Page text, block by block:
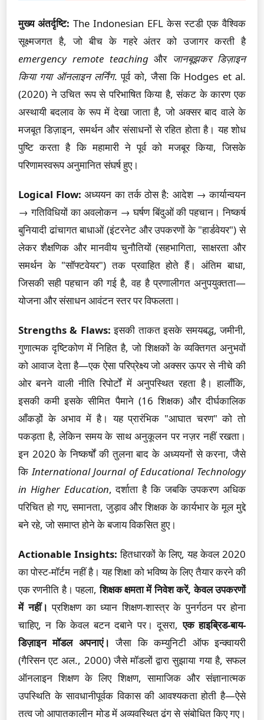
मुख्य अंतर्दृष्टि: The Indonesian EFL केस स्टडी एक वैश्विक
सूक्ष्मजगत है, जो बीच के गहरे अंतर को उजागर करती है
emergency remote teachingऔर जानबूझकर डिज़ाइन
किया गया ऑनलाइन लर्निंग. पूर्व को, जैसा कि Hodges et al.
(2020) ने उचित रूप से परिभाषित किया है, संकट के कारण एक
अस्थायी बदलाव के रूप में देखा जाता है, जो अक्सर बाद वाले के
मजबूत डिज़ाइन, समर्थन और संसाधनों से रहित होता है। यह शोध
पुष्टि करता है कि महामारी ने पूर्व को मजबूर किया, जिसके
परिणामस्वरूप अनुमानित संघर्ष हुए।
Logical Flow: अध्ययन का तर्क ठोस है: आदेश → कार्यान्वयन
→ गतिविधियों का अवलोकन → घर्षण बिंदुओं की पहचान। निष्कर्ष
बुनियादी ढांचागत बाधाओं (इंटरनेट और उपकरणों के "हार्डवेयर") से
लेकर शैक्षणिक और मानवीय चुनौतियों (सहभागिता, साक्षरता और
समर्थन के "सॉफ्टवेयर") तक प्रवाहित होते हैं। अंतिम बाधा,
जिसकी सही पहचान की गई है, वह है प्रणालीगत अनुपयुक्तता—
योजना और संसाधन आवंटन स्तर पर विफलता।
Strengths & Flaws: इसकी ताकत इसके समयबद्ध, जमीनी,
गुणात्मक दृष्टिकोण में निहित है, जो शिक्षकों के व्यक्तिगत अनुभवों
को आवाज देता है—एक ऐसा परिप्रेक्ष्य जो अक्सर ऊपर से नीचे की
ओर बनने वाली नीति रिपोर्टों में अनुपस्थित रहता है। हालाँकि,
इसकी कमी इसके सीमित पैमाने (16 शिक्षक) और दीर्घकालिक
आँकड़ों के अभाव में है। यह प्रारंभिक "आघात चरण" को तो
पकड़ता है, लेकिन समय के साथ अनुकूलन पर नज़र नहीं रखता।
इन 2020 के निष्कर्षों की तुलना बाद के अध्ययनों से करना, जैसे
किInternational Journal of Educational Technology
in Higher Education, दर्शाता है कि जबकि उपकरण अधिक
परिचित हो गए, समानता, जुड़ाव और शिक्षक के कार्यभार के मूल मुद्दे
बने रहे, जो समाप्त होने के बजाय विकसित हुए।
Actionable Insights: हितधारकों के लिए, यह केवल 2020
का पोस्ट-मॉर्टम नहीं है। यह शिक्षा को भविष्य के लिए तैयार करने की
एक रणनीति है। पहला,शिक्षक क्षमता में निवेश करें, केवल उपकरणों
में नहीं। प्रशिक्षण का ध्यान शिक्षण-शास्त्र के पुनर्गठन पर होना
चाहिए, न कि केवल बटन दबाने पर। दूसरा,एक हाइब्रिड-बाय-
डिज़ाइन मॉडल अपनाएं। जैसा कि कम्युनिटी ऑफ इन्क्वायरी
(गैरिसन एट अल., 2000) जैसे मॉडलों द्वारा सुझाया गया है, सफल
ऑनलाइन शिक्षण के लिए शिक्षण, सामाजिक और संज्ञानात्मक
उपस्थिति के सावधानीपूर्वक विकास की आवश्यकता होती है—ऐसे
तत्व जो आपातकालीन मोड में अव्यवस्थित ढंग से संबोधित किए गए।